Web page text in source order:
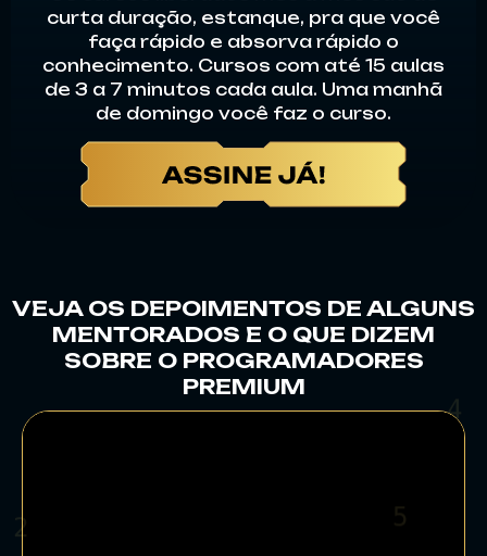
curta duração, estanque, pra que você
faça rápido e absorva rápido o
conhecimento. Cursos com até 15 aulas
de 3 a 7 minutos cada aula. Uma manhã
de domingo você faz o curso.
VEJA OS DEPOIMENTOS DE ALGUNS
MENTORADOS E O QUE DIZEM
SOBRE O PROGRAMADORES
PREMIUM
3
6